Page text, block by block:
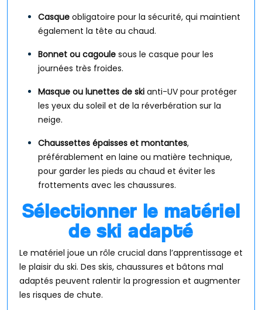
Casque obligatoire pour la sécurité, qui maintient
également la tête au chaud.
Bonnet ou cagoule sous le casque pour les
journées très froides.
Masque ou lunettes de ski anti-UV pour protéger
les yeux du soleil et de la réverbération sur la
neige.
Chaussettes épaisses et montantes,
préférablement en laine ou matière technique,
pour garder les pieds au chaud et éviter les
frottements avec les chaussures.
Sélectionner le matériel
de ski adapté
Le matériel joue un rôle crucial dans l’apprentissage et
le plaisir du ski. Des skis, chaussures et bâtons mal
adaptés peuvent ralentir la progression et augmenter
les risques de chute.